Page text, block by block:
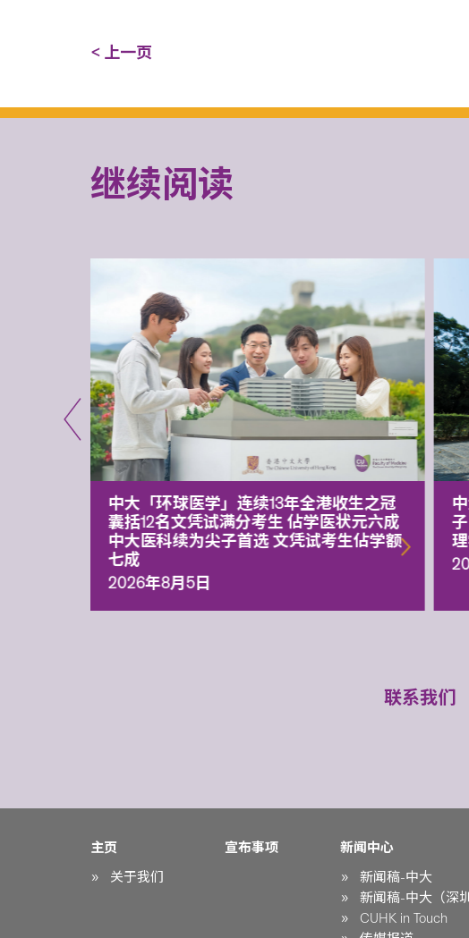
< 上一页
继续阅读
中大「环球医学」连续13年全港收生之冠
囊括12名文凭试满分考生 佔学医状元六成
中大医科续为尖子首选 文凭试考生佔学额
七成
2026年8月5日
联系我们
主页
关于我们
宣布事项
新闻中心
新闻稿-中大
新闻稿-中大（深圳
CUHK in Touch